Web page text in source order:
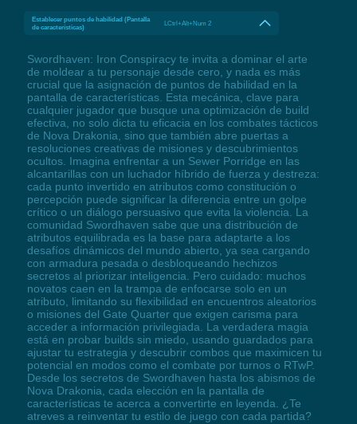
Establecer puntos de habilidad (Pantalla
de características)
LCtrl+Alt+Num 2
Swordhaven: Iron Conspiracy te invita a dominar el arte
de moldear a tu personaje desde cero, y nada es más
crucial que la asignación de puntos de habilidad en la
pantalla de características. Esta mecánica, clave para
cualquier jugador que busque una optimización de build
efectiva, no solo dicta tu eficacia en los combates tácticos
de Nova Drakonia, sino que también abre puertas a
resoluciones creativas de misiones y descubrimientos
ocultos. Imagina enfrentar a un Sewer Porridge en las
alcantarillas con un luchador híbrido de fuerza y destreza:
cada punto invertido en atributos como constitución o
percepción puede significar la diferencia entre un golpe
crítico o un diálogo persuasivo que evita la violencia. La
comunidad Swordhaven sabe que una distribución de
atributos equilibrada es la base para adaptarte a los
desafíos dinámicos del mundo abierto, ya sea cargando
con armadura pesada o desbloqueando hechizos
secretos al priorizar inteligencia. Pero cuidado: muchos
novatos caen en la trampa de enfocarse solo en un
atributo, limitando su flexibilidad en encuentros aleatorios
o misiones del Gate Quarter que exigen carisma para
acceder a información privilegiada. La verdadera magia
está en probar builds sin miedo, usando guardados para
ajustar tu estrategia y descubrir combos que maximicen tu
potencial en modos como el combate por turnos o RTwP.
Desde los secretos de Swordhaven hasta los abismos de
Nova Drakonia, cada elección en la pantalla de
características te acerca a convertirte en leyenda. ¿Te
atreves a reinventar tu estilo de juego con cada partida?